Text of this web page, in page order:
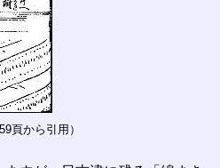
頁から引用）